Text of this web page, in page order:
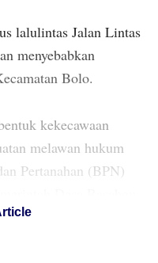
lalulintas Jalan Lintas
menyebabkan
Bolo.
kekecawaan
melawan hukum
Pertanahan (BPN)
pada tahun 2009 yang